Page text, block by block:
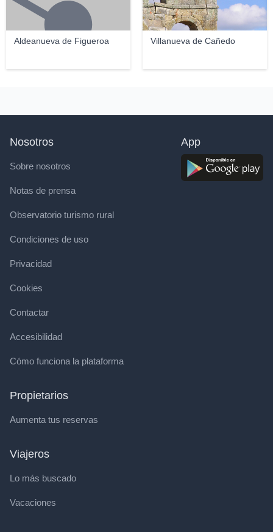
Aldeanueva de Figueroa Villanueva de Cañedo
Nosotros
Sobre nosotros
Notas de prensa
Observatorio turismo rural
Condiciones de uso
Privacidad
Cookies
Contactar
Accesibilidad
Cómo funciona la plataforma
Propietarios
Aumenta tus reservas
Viajeros
Lo más buscado
Vacaciones
App